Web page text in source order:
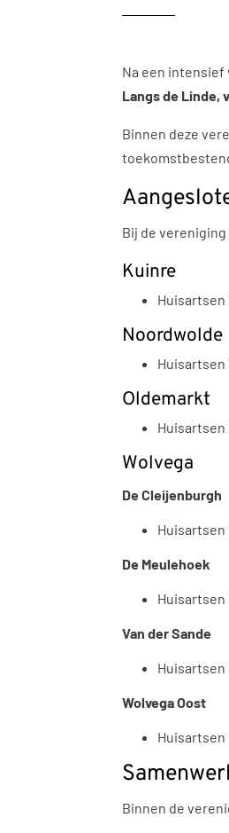
Na een
Langs de Linde,
Binnen deze
Bij de
Kuinre
Huisartsen
Noordwolde
Huisartsen
Oldemarkt
Huisartsen
Wolvega
De Cleijenburgh
Huisartsen
De Meulehoek
Huisartsen
Van der Sande
Huisartsen
Wolvega Oost
Huisartsen
Binnen de